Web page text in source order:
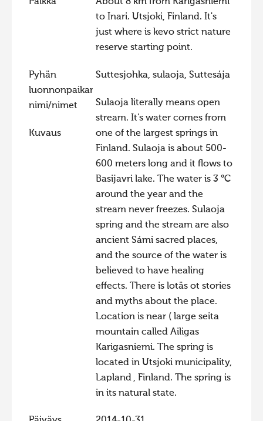
Liikkuvat kuvat 2022
Liikkuvat kuvat 2021
Liikkuvat kuvat 2020
Hiite kuvavõistlus 2019
Hiite kuvavõistlus 2017
Hiite kuvavõistlus 2016
Hiite kuvavõistlus 2015
Hiite kuvavõistlus 2014
Hiite kuvavõistlus 2013
Hiite kuvavõistlus 2012
Hiite kuvavõistlus 2011
Hiite kuvavõistlus 2010
Hiite kuvavõistlus 2009
Hiite kuvavõistlus 2008
to Inari. Utsjoki, Finland. It's
just where is kevo strict nature
reserve starting point.
Pyhän
luonnonpaikan
nimi/nimet
Suttesjohka, sulaoja, Suttesája
Kuvaus
Sulaoja literally means open
stream. It's water comes from
one of the largest springs in
Finland. Sulaoja is about 500-
600 meters long and it flows to
Basijavri lake. The water is 3 °C
around the year and the
stream never freezes. Sulaoja
spring and the stream are also
ancient Sámi sacred places,
and the source of the water is
believed to have healing
effects. There is lotäs ot stories
and myths about the place.
Location is near ( large seita
mountain called Ailigas
Karigasniemi. The spring is
located in Utsjoki municipality,
Lapland , Finland. The spring is
in its natural state.